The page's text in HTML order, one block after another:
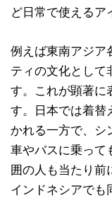
ど日常で使えるア
例えば東南アジア
ティの文化として
す。これが顕著に
す。日本では着替
かれる一方で、シ
車やバスに乗って
囲の人も当たり前
インドネシアでも